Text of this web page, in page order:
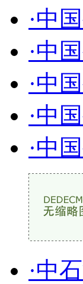
·中
·中
·中
·中
·中
·中